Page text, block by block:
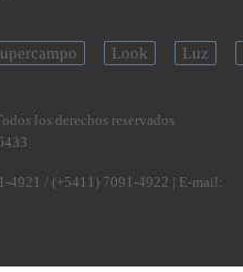
Look Luz
los derechos reservados
4921 / (+5411) 7091-4922 | E-mail: